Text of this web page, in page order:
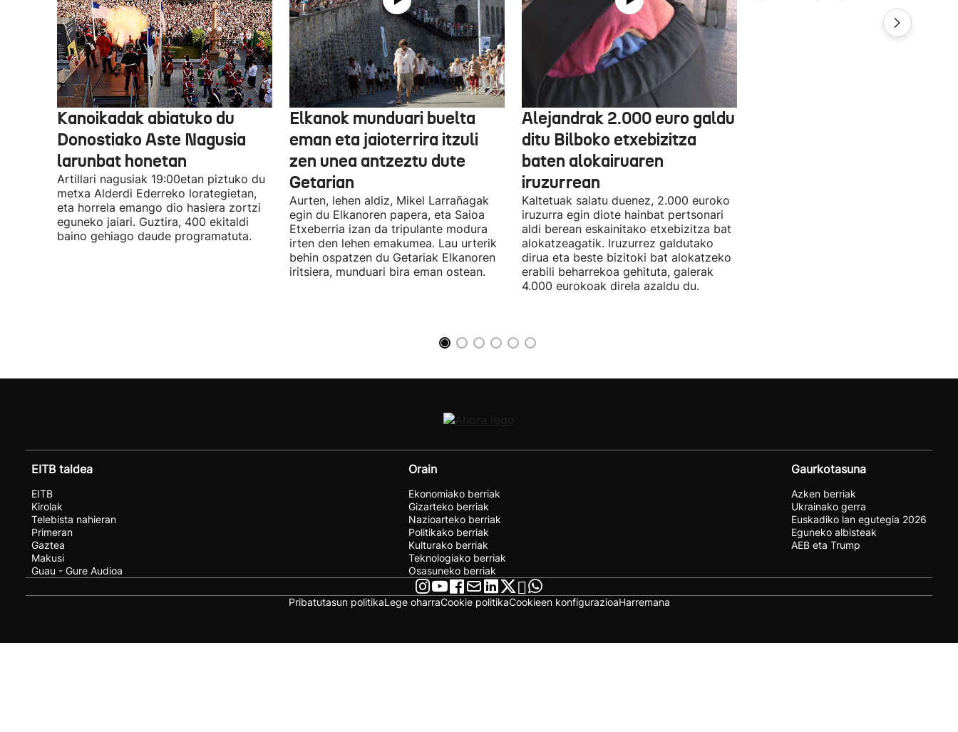
Kanoikadak abiatuko du
Donostiako Aste Nagusia
larunbat honetan
Artillari nagusiak 19:00etan piztuko du
metxa Alderdi Ederreko lorategietan,
eta horrela emango dio hasiera zortzi
eguneko jaiari. Guztira, 400 ekitaldi
baino gehiago daude programatuta.
Elkanok munduari buelta
eman eta jaioterrira itzuli
zen unea antzeztu dute
Getarian
Aurten, lehen aldiz, Mikel Larrañagak
egin du Elkanoren papera, eta Saioa
Etxeberria izan da tripulante modura
irten den lehen emakumea. Lau urterik
behin ospatzen du Getariak Elkanoren
iritsiera, munduari bira eman ostean.
Alejandrak 2.000 euro galdu
ditu Bilboko etxebizitza
baten alokairuaren
iruzurrean
Kaltetuak salatu duenez, 2.000 euroko
iruzurra egin diote hainbat pertsonari
aldi berean eskainitako etxebizitza bat
alokatzeagatik. Iruzurrez galdutako
dirua eta beste bizitoki bat alokatzeko
erabili beharrekoa gehituta, galerak
4.000 eurokoak direla azaldu du.
EITB taldea
EITB
Kirolak
Telebista nahieran
Primeran
Gaztea
Makusi
Guau - Gure Audioa
Orain
Ekonomiako berriak
Gizarteko berriak
Nazioarteko berriak
Politikako berriak
Kulturako berriak
Teknologiako berriak
Osasuneko berriak
Gaurkotasuna
Azken berriak
Ukrainako gerra
Euskadiko lan egutegia 2026
Eguneko albisteak
AEB eta Trump
Pribatutasun politikaLege oharraCookie politikaCookieen konfigurazioaHarremana